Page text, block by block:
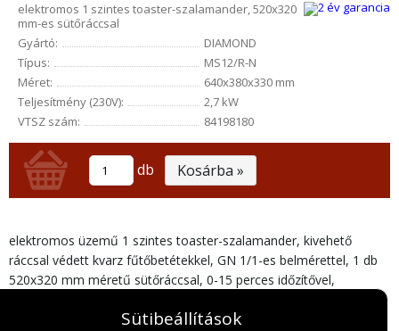
elektromos 1 szintes toaster-szalamander, 520x320
mm-es sütőráccsal
Gyártó:
DIAMOND
Típus:
MS12/R-N
Méret:
640x380x330 mm
Teljesítmény (230V):
2,7 kW
VTSZ szám:
84198180
db Kosárba »
elektromos üzemű 1 szintes toaster-szalamander, kivehető
ráccsal védett kvarz fűtőbetétekkel, GN 1/1-es belmérettel, 1 db
520x320 mm méretű sütőráccsal, 0-15 perces időzítővel,
rozsdamentes acél kivitelbenSütibeállítások